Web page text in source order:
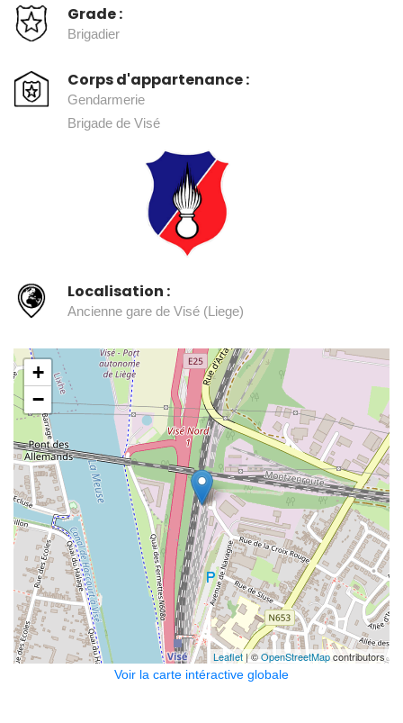
Grade :
Brigadier
Corps d'appartenance :
Gendarmerie
Brigade de Visé
Localisation :
Ancienne gare de Visé (Liege)
+
−
Leaflet| ©OpenStreetMapcontributors
Voir la carte intéractive globale